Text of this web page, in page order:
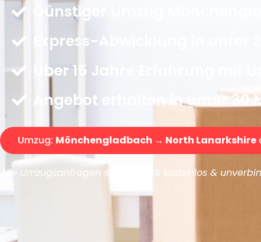
Günstiger Umzug
Express-Abwicklung in unter
Über 15 Jahre Erfahrung mit
Angebot erhalten in unter 30
Umzug: Mönchengladbach → North Lanarkshire
Alle Umzugsanfragen sind zu 100% kostenlos &